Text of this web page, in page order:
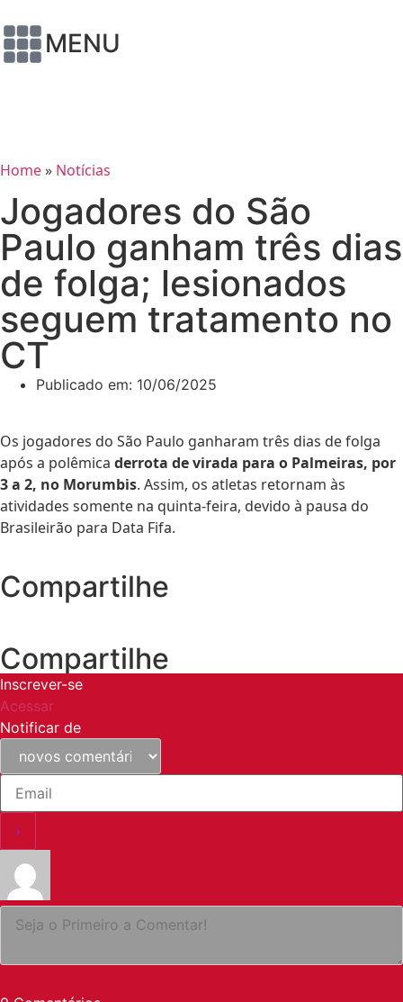
MENU
Home» Notícias
Jogadores do São
Paulo ganham três dias
de folga; lesionados
seguem tratamento no
CT
Publicado em: 10/06/2025
Os jogadores do São Paulo ganharam três dias de folga
após a polêmica derrota de virada para o Palmeiras, por
3 a 2, no Morumbis. Assim, os atletas retornam às
atividades somente na quinta-feira, devido à pausa do
Brasileirão para Data Fifa.
Compartilhe
Compartilhe
Inscrever-se
Acessar
Notificar de